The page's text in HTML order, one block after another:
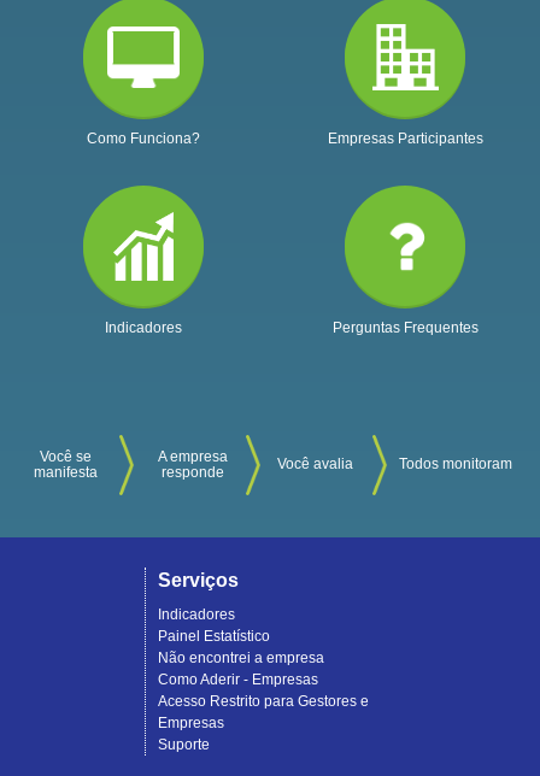
Como Funciona? Empresas Participantes
Indicadores Perguntas Frequentes
Você se
manifesta
A empresa
responde
Você avalia Todos monitoram
Serviços
Indicadores
Painel Estatístico
Não encontrei a empresa
Como Aderir - Empresas
Acesso Restrito para Gestores e
Empresas
Suporte